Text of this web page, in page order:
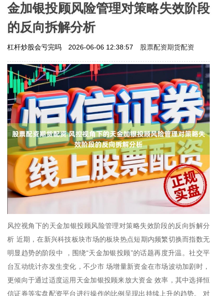
金加银投顾风险管理对策略失效阶段
的反向拆解分析
杠杆炒股会亏完吗 2026-06-06 12:38:57 股票配资期货配资
风控视角下的天金加银投顾风险管理对策略失效阶段的反向拆解分
析 近期，在新兴科技板块市场的板块热点短期内频繁切换而指数无
明显趋势的阶段中 ，围绕“天金加银投顾”的话题再度升温。社交平
台互动统计亦发生变化，不少市 场增量新资金在市场波动加剧时，
更倾向于通过适度运用天金加银投顾来放大资金 效率，其中选择恒
信证券等实盘配资平台进行操作的比例呈现出持续上升的趋势。 对